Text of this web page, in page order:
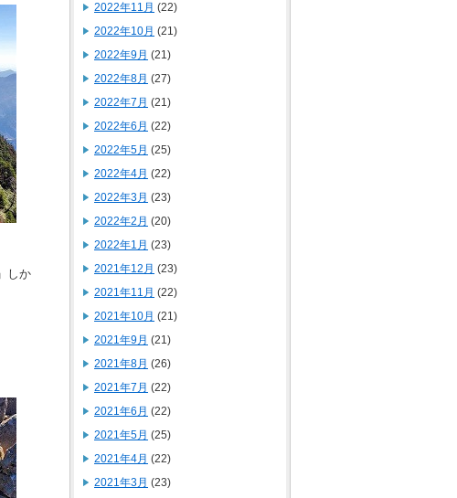
しか
2022年11月 (22)
2022年10月 (21)
2022年9月 (21)
2022年8月 (27)
2022年7月 (21)
2022年6月 (22)
2022年5月 (25)
2022年4月 (22)
2022年3月 (23)
2022年2月 (20)
2022年1月 (23)
2021年12月 (23)
2021年11月 (22)
2021年10月 (21)
2021年9月 (21)
2021年8月 (26)
2021年7月 (22)
2021年6月 (22)
2021年5月 (25)
2021年4月 (22)
2021年3月 (23)